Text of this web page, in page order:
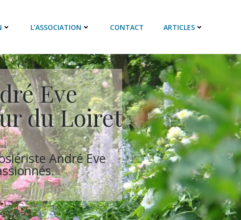
L’ASSOCIATION CONTACT ARTICLES
Eve
du Loiret
André Eve